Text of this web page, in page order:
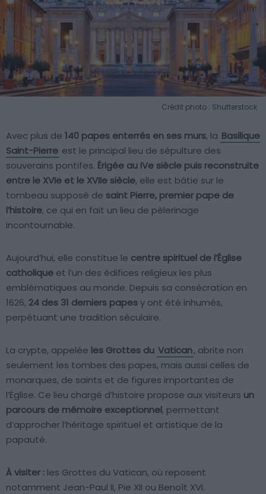
Crédit photo : Shutterstock
Avec plus de 140 papes enterrés en ses murs, la Basilique
Saint-Pierre est le principal lieu de sépulture des
souverains pontifes. Érigée au IVe siècle puis reconstruite
entre le XVIe et le XVIIe siècle, elle est bâtie sur le
tombeau supposé de saint Pierre, premier pape de
l’histoire, ce qui en fait un lieu de pèlerinage
incontournable.
Aujourd’hui, elle constitue le centre spirituel de l’Église
catholique et l’un des édifices religieux les plus
emblématiques au monde. Depuis sa consécration en
1626, 24 des 31 derniers papesy ont été inhumés,
perpétuant une tradition séculaire.
La crypte, appelée les Grottes du Vatican, abrite non
seulement les tombes des papes, mais aussi celles de
monarques, de saints et de figures importantes de
l’Église. Ce lieu chargé d’histoire propose aux visiteurs un
parcours de mémoire exceptionnel, permettant
d’approcher l’héritage spirituel et artistique de la
papauté.
À visiter : les Grottes du Vatican, où reposent
notamment Jean-Paul II, Pie XII ou Benoît XVI.